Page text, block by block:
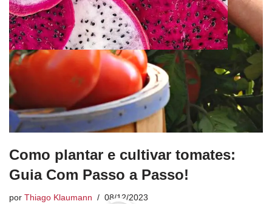
Como plantar e cultivar tomates:
Guia Com Passo a Passo!
por Thiago Klaumann 08/12/2023